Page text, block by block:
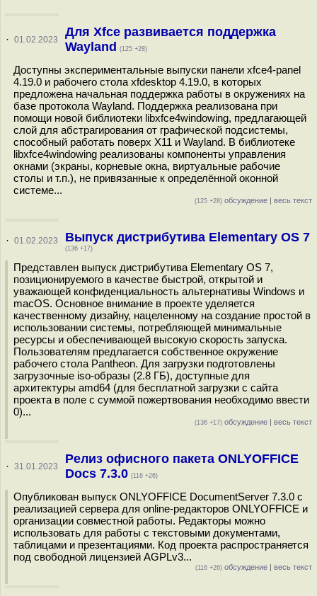
· 01.02.2023
Для Xfce развивается поддержка
Wayland
(125 +28)
Доступны экспериментальные выпуски панели xfce4-panel
4.19.0 и рабочего стола xfdesktop 4.19.0, в которых
предложена начальная поддержка работы в окружениях на
базе протокола Wayland. Поддержка реализована при
помощи новой библиотеки libxfce4windowing, предлагающей
слой для абстрагирования от графической подсистемы,
способный работать поверх X11 и Wayland. В библиотеке
libxfce4windowing реализованы компоненты управления
окнами (экраны, корневые окна, виртуальные рабочие
столы и т.п.), не привязанные к определённой оконной
системе...
(125 +28) обсуждение | весь текст
· 01.02.2023 Выпуск дистрибутива Elementary OS 7
(136 +17)
Представлен выпуск дистрибутива Elementary OS 7,
позиционируемого в качестве быстрой, открытой и
уважающей конфиденциальность альтернативы Windows и
macOS. Основное внимание в проекте уделяется
качественному дизайну, нацеленному на создание простой в
использовании системы, потребляющей минимальные
ресурсы и обеспечивающей высокую скорость запуска.
Пользователям предлагается собственное окружение
рабочего стола Pantheon. Для загрузки подготовлены
загрузочные iso-образы (2.8 ГБ), доступные для
архитектуры amd64 (для бесплатной загрузки с сайта
проекта в поле с суммой пожертвования необходимо ввести
0)...
(136 +17) обсуждение | весь текст
· 31.01.2023
Релиз офисного пакета ONLYOFFICE
Docs 7.3.0 (116 +26)
Опубликован выпуск ONLYOFFICE DocumentServer 7.3.0 с
реализацией сервера для online-редакторов ONLYOFFICE и
организации совместной работы. Редакторы можно
использовать для работы с текстовыми документами,
таблицами и презентациями. Код проекта распространяется
под свободной лицензией AGPLv3...
(116 +26) обсуждение | весь текст